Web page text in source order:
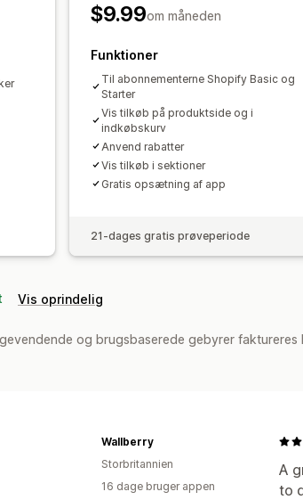
$9.99om måneden
Funktioner
Til abonnementerne Shopify Basic og
Starter
Vis tilkøb på produktside og i
indkøbskurv
Anvend rabatter
Vis tilkøb i sektioner
Gratis opsætning af app
21-dages gratis prøveperiode
Vis oprindelig
og brugsbaserede gebyrer faktureres
A
to
Wallberry
Storbritannien
16 dage bruger appen